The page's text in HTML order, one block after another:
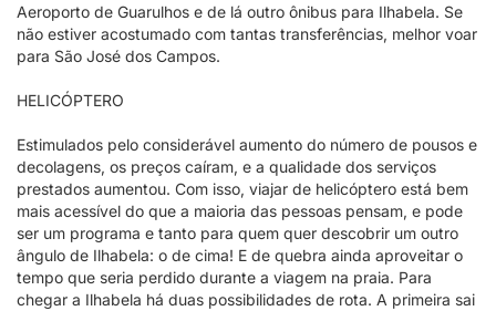
Aeroporto de Guarulhos e de lá outro ônibus para Ilhabela. Se
não estiver acostumado com tantas transferências, melhor voar
para São José dos Campos.
HELICÓPTERO
Estimulados pelo considerável aumento do número de pousos e
decolagens, os preços caíram, e a qualidade dos serviços
prestados aumentou. Com isso, viajar de helicóptero está bem
mais acessível do que a maioria das pessoas pensam, e pode
ser um programa e tanto para quem quer descobrir um outro
ângulo de Ilhabela: o de cima! E de quebra ainda aproveitar o
tempo que seria perdido durante a viagem na praia. Para
chegar a Ilhabela há duas possibilidades de rota. A primeira sai